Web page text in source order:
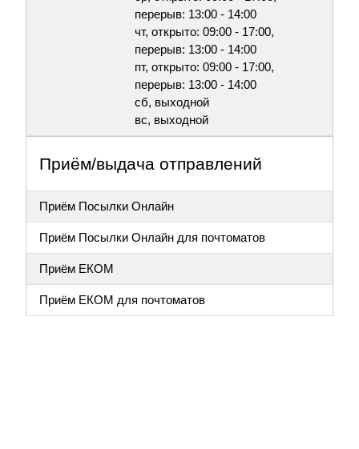
перерыв: 13:00 - 14:00
чт, открыто: 09:00 - 17:00,
перерыв: 13:00 - 14:00
пт, открыто: 09:00 - 17:00,
перерыв: 13:00 - 14:00
сб, выходной
вс, выходной
Приём/выдача отправлений
Приём Посылки Онлайн
Приём Посылки Онлайн для почтоматов
Приём ЕКОМ
Приём ЕКОМ для почтоматов